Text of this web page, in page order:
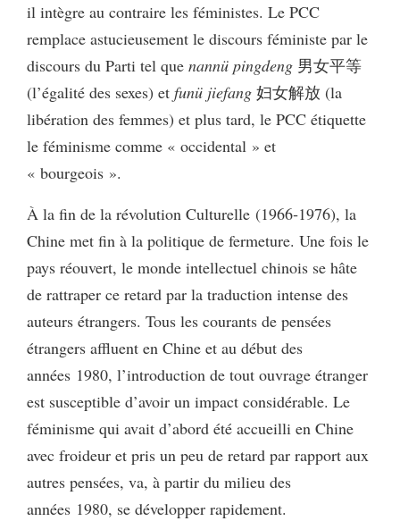
il intègre au contraire les féministes. Le PCC
remplace astucieusement le discours féministe par le
discours du Parti tel que nannü pingdeng 男女平等
(l’égalité des sexes) et funü jiefang 妇女解放 (la
libération des femmes) et plus tard, le PCC étiquette
le féminisme comme « occidental » et
« bourgeois ».
À la fin de la révolution Culturelle (1966‑1976), la
Chine met fin à la politique de fermeture. Une fois le
pays réouvert, le monde intellectuel chinois se hâte
de rattraper ce retard par la traduction intense des
auteurs étrangers. Tous les courants de pensées
étrangers affluent en Chine et au début des
années 1980, l’introduction de tout ouvrage étranger
est susceptible d’avoir un impact considérable. Le
féminisme qui avait d’abord été accueilli en Chine
avec froideur et pris un peu de retard par rapport aux
autres pensées, va, à partir du milieu des
années 1980, se développer rapidement.